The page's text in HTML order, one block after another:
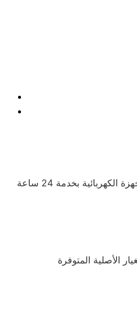
يوجد فريق محترف يوفر الدعم للعملاء ويحرص دائمًا على راحتهم، مع تقديم شرح للمنتجات ومميزاتها للمهتمين بالشراء. كما يتيح فريق الدعم الفني إصلاح جميع الأجهزة الكهربائية بخدمة 24 ساعة